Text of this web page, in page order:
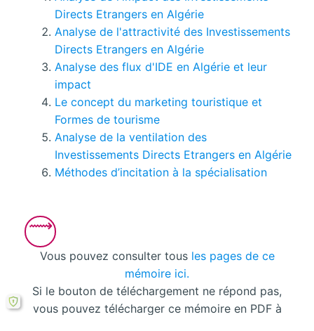
Directs Etrangers en Algérie
Analyse de l'attractivité des Investissements
Directs Etrangers en Algérie
Analyse des flux d'IDE en Algérie et leur
impact
Le concept du marketing touristique et
Formes de tourisme
Analyse de la ventilation des
Investissements Directs Etrangers en Algérie
Méthodes d’incitation à la spécialisation
Vous pouvez consulter tous les pages de ce
mémoire ici.
Si le bouton de téléchargement ne répond pas,
vous pouvez télécharger ce mémoire en PDF à